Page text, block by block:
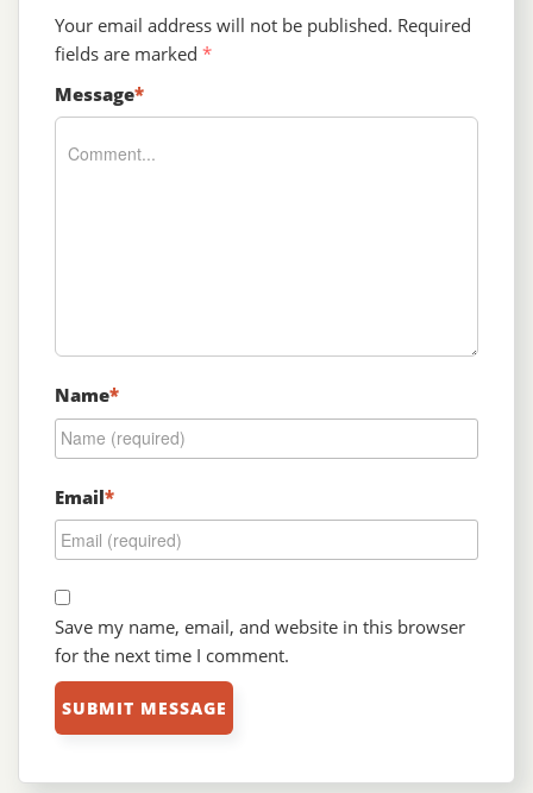
Your email address will not be published. Required
fields are marked *
Message*
Name*
Email*
Save my name, email, and website in this browser
for the next time I comment.